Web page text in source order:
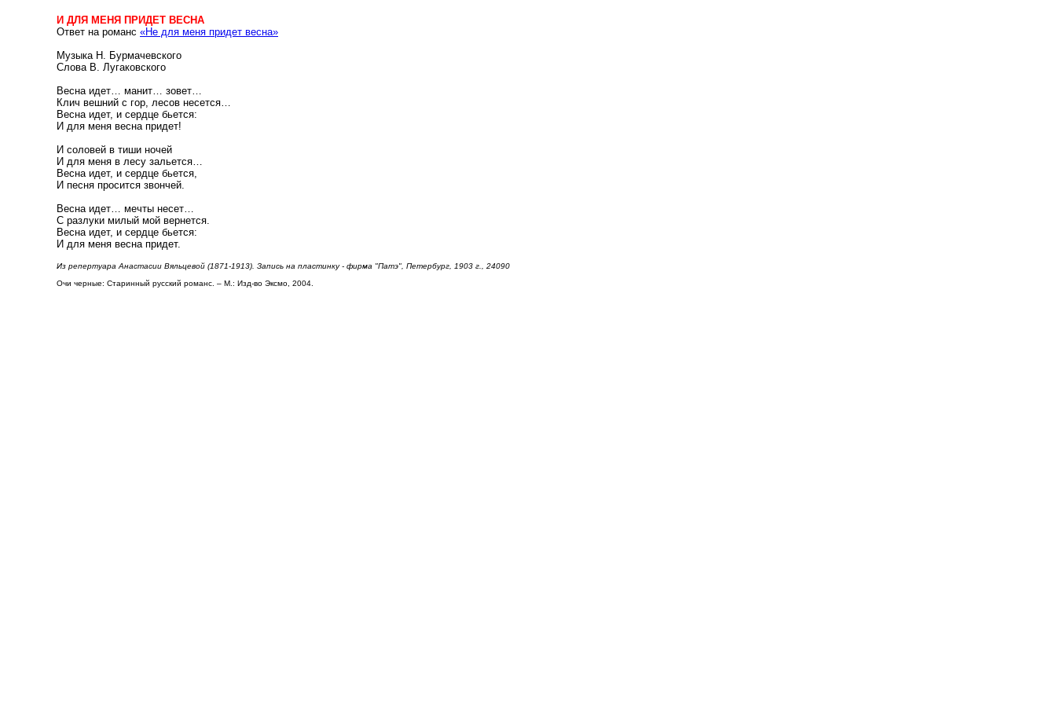
И ДЛЯ МЕНЯ ПРИДЕТ ВЕСНА
Ответ на романс «Не для меня придет весна»
Музыка Н. Бурмачевского
Слова В. Лугаковского
Весна идет… манит… зовет…
Клич вешний с гор, лесов несется…
Весна идет, и сердце бьется:
И для меня весна придет!
И соловей в тиши ночей
И для меня в лесу зальется…
Весна идет, и сердце бьется,
И песня просится звончей.
Весна идет… мечты несет…
С разлуки милый мой вернется.
Весна идет, и сердце бьется:
И для меня весна придет.
Из репертуара Анастасии Вяльцевой (1871-1913). Запись на пластинку - фирма "Патэ", Петербург, 1903 г., 24090
Очи черные: Старинный русский романс. – М.: Изд-во Эксмо, 2004.